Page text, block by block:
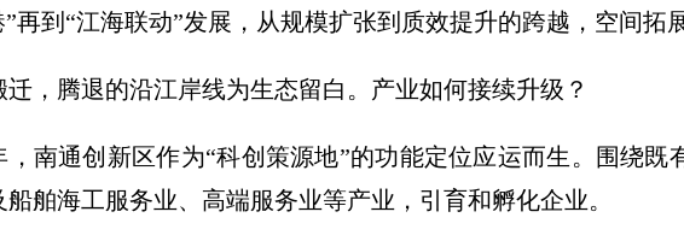
”再到“江海联动”发展，从规模扩张到质效提升的跨越，空间拓
迁，腾退的沿江岸线为生态留白。产业如何接续升级？
，南通创新区作为“科创策源地”的功能定位应运而生。围绕
舶海工服务业、高端服务业等产业，引育和孵化企业。